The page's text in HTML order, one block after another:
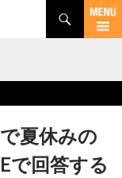
夏休みの
回答する